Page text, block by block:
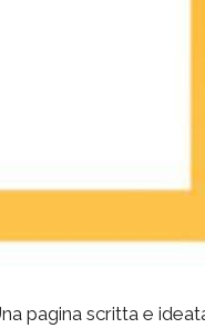
pagina scritta e